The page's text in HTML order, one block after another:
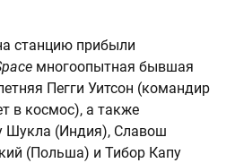
станцию прибыли
многоопытная бывшая
Пегги Уитсон (командир
в космос), а также
Шукла (Индия), Славош
(Польша) и Тибор Капу